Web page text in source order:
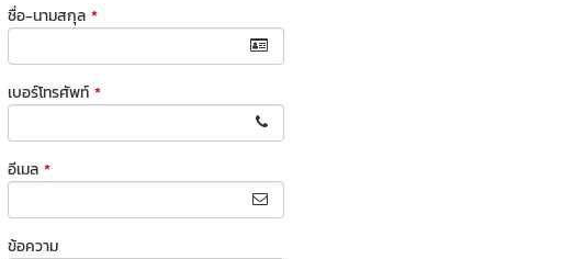
ชื่อ-นามสกุล *
เบอร์โทรศัพท์ *
อีเมล *
ข้อความ